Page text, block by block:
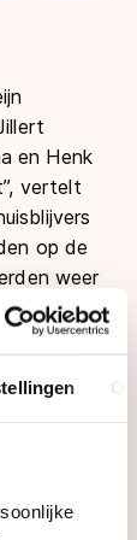
en Henk
vertelt
op de
weer
bewust
bij